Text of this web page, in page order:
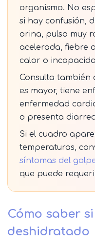
organismo. No
si hay confusión,
orina, pulso muy
acelerada, fiebre
calor o
Consulta también
es mayor, tiene
enfermedad
o presenta
Si el cuadro
temperaturas,
síntomas del
que puede
Cómo saber
deshidratado
Mail
Nombre
Apellido
Teléfono
Apellidos
Telefono
Email
Información
de Datos .
Información
de nuestros
Legitimación
Centro
Utilizamos
para mejorar
relacionados
cookies, no
correcto
funcionalidades